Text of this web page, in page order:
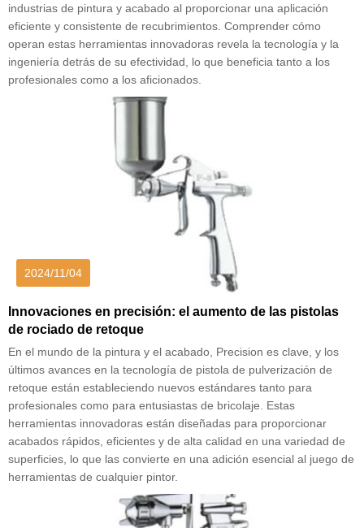
industrias de pintura y acabado al proporcionar una aplicación
eficiente y consistente de recubrimientos. Comprender cómo
operan estas herramientas innovadoras revela la tecnología y la
ingeniería detrás de su efectividad, lo que beneficia tanto a los
profesionales como a los aficionados.
2024/11/04
Innovaciones en precisión: el aumento de las pistolas
de rociado de retoque
En el mundo de la pintura y el acabado, Precision es clave, y los
últimos avances en la tecnología de pistola de pulverización de
retoque están estableciendo nuevos estándares tanto para
profesionales como para entusiastas de bricolaje. Estas
herramientas innovadoras están diseñadas para proporcionar
acabados rápidos, eficientes y de alta calidad en una variedad de
superficies, lo que las convierte en una adición esencial al juego de
herramientas de cualquier pintor.